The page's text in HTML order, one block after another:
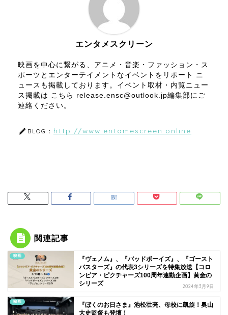
エンタメスクリーン
映画を中心に繋がる、アニメ・音楽・ファッション・ス
ポーツとエンターテイメントなイベントをリポート ニ
ュースも掲載しております。イベント取材・内覧ニュー
ス掲載は こちら release.ensc@outlook.jp編集部にご
連絡ください。
BLOG： http://www.entamescreen.online
関連記事
映画
『ヴェノム』、『バッドボーイズ』、『ゴースト
バスターズ』の代表3シリーズを特集放送【コロ
ンビア・ピクチャーズ100周年連動企画】黄金の
シリーズ
2024年3月9日
映画
『ぼくのお日さま』池松壮亮、母校に凱旋！奥山
大史監督も登壇！